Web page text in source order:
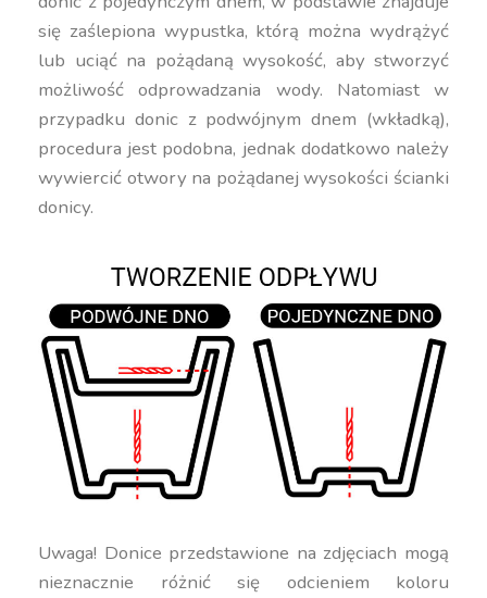
się zaślepiona wypustka, którą można wydrążyć
lub uciąć na pożądaną wysokość, aby stworzyć
możliwość odprowadzania wody. Natomiast w
przypadku donic z podwójnym dnem (wkładką),
procedura jest podobna, jednak dodatkowo należy
wywiercić otwory na pożądanej wysokości ścianki
donicy.
Uwaga! Donice przedstawione na zdjęciach mogą
nieznacznie różnić się odcieniem koloru